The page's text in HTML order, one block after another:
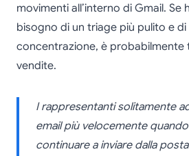
movimenti all’interno di Gmail. Se
bisogno di un triage più pulito e
concentrazione, è
vendite.
I rappresentanti solitamente
email più velocemente
continuare a inviare dalla